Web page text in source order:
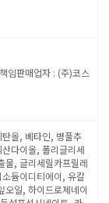
임판매업자 : (주)코스
올, 베타인, 병풀추
다이올, 폴리글리세
물, 글리세릴카프릴레
듐이디티에이, 유칼
오일, 하이드로제네이